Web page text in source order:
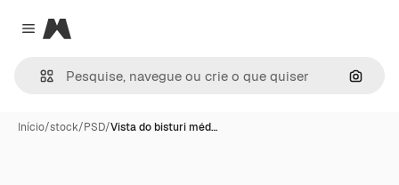
Close menu
Magnific
Início/stock/PSD/Vista do bisturi méd…